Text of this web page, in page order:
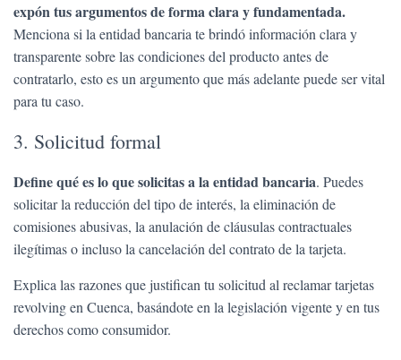
expón tus argumentos de forma clara y fundamentada.
Menciona si la entidad bancaria te brindó información clara y
transparente sobre las condiciones del producto antes de
contratarlo, esto es un argumento que más adelante puede ser vital
para tu caso.
3. Solicitud formal
Define qué es lo que solicitas a la entidad bancaria. Puedes
solicitar la reducción del tipo de interés, la eliminación de
comisiones abusivas, la anulación de cláusulas contractuales
ilegítimas o incluso la cancelación del contrato de la tarjeta.
Explica las razones que justifican tu solicitud al reclamar tarjetas
revolving en Cuenca, basándote en la legislación vigente y en tus
derechos como consumidor.